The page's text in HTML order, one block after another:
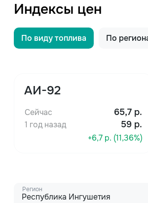
Индексы цен
По виду топлива По
Регион
Республика Ингушетия
АИ-92
Сейчас 65,7 р.
1 год назад 59 р.
+6,7 р. (11,36%)